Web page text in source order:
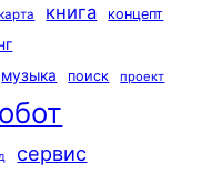
книга
концепт
музыка поиск проект
сервис